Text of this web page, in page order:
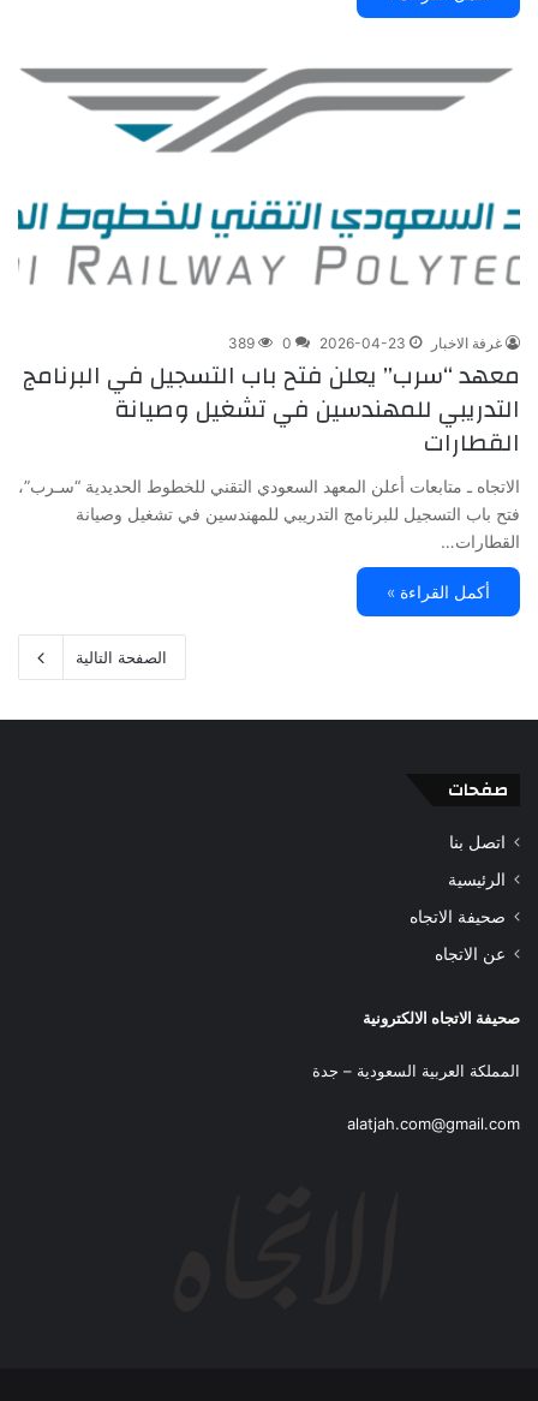
غرفة الاخبار 2026-04-23
0
389
معهد “سرب” يعلن فتح باب التسجيل في البرنامج
التدريبي للمهندسين في تشغيل وصيانة
القطارات
الاتجاه ـ متابعات أعلن المعهد السعودي التقني للخطوط الحديدية “سـرب”،
فتح باب التسجيل للبرنامج التدريبي للمهندسين في تشغيل وصيانة
القطارات…
أكمل القراءة »
الصفحة التالية
صفحات
اتصل بنا
الرئيسية
صحيفة الاتجاه
عن الاتجاه
صحيفة الاتجاه الالكترونية
المملكة العربية السعودية – جدة
alatjah.com@gmail.com